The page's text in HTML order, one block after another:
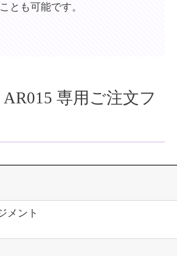
ことも可能です。
AR015 専用ご注文フ